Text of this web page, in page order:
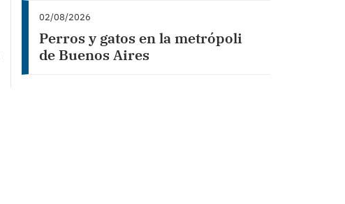
02/08/2026
Perros y gatos en la metrópoli
de Buenos Aires